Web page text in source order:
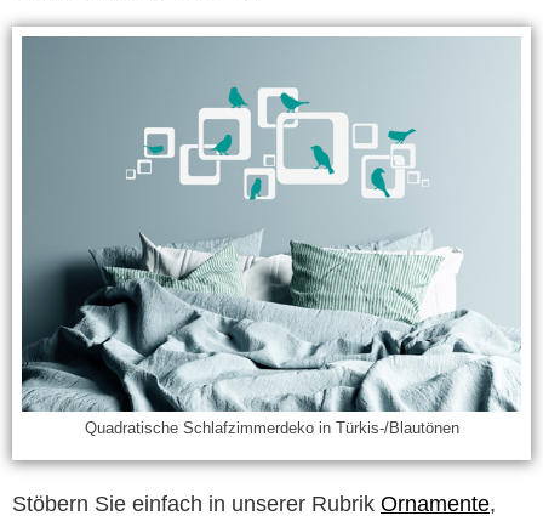
Quadratische Schlafzimmerdeko in Türkis-/Blautönen
Stöbern Sie einfach in unserer Rubrik Ornamente,